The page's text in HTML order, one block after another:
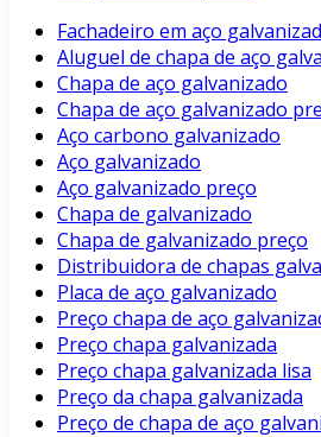
Fachadeiro em aço
Aluguel de chapa de aço
Chapa de aço galvanizado
Chapa de aço galvanizado
Aço carbono galvanizado
Aço galvanizado
Aço galvanizado preço
Chapa de galvanizado
Chapa de galvanizado preço
Distribuidora de chapas
Placa de aço galvanizado
Preço chapa de aço
Preço chapa galvanizada
Preço chapa galvanizada lisa
Preço da chapa galvanizada
Preço de chapa de aço